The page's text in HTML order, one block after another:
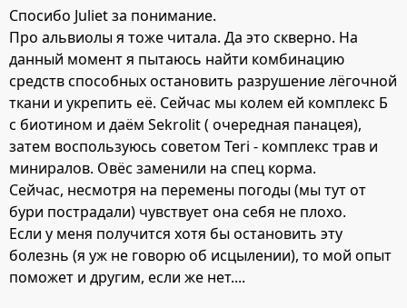
Спосибо Juliet за понимание.
Про альвиолы я тоже читала. Да это скверно. На
данный момент я пытаюсь найти комбинацию
средств способных остановить разрушение лёгочной
ткани и укрепить её. Сейчас мы колем ей комплекс Б
с биотином и даём Sekrolit ( очередная панацея),
затем воспользуюсь советом Teri - комплекс трав и
миниралов. Овёс заменили на спец корма.
Сейчас, несмотря на перемены погоды (мы тут от
бури пострадали) чувствует она себя не плохо.
Если у меня получится хотя бы остановить эту
болезнь (я уж не говорю об исцылении), то мой опыт
поможет и другим, если же нет....